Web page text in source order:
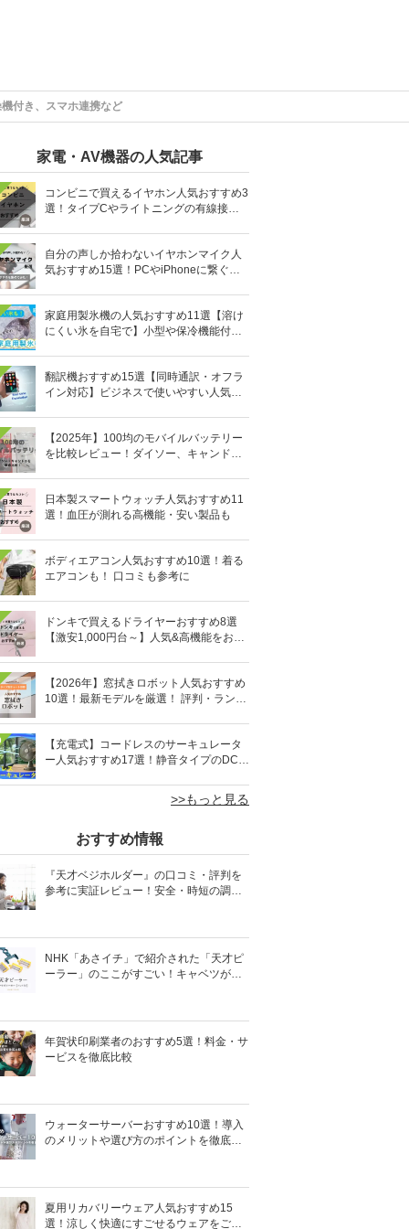
付き、スマホ連携など
家電・AV機器の人気記事
コンビニで買えるイヤホン人気おすすめ3
選！タイプCやライトニングの有線接続
自分の声しか拾わないイヤホンマイク人
気おすすめ15選！PCやiPhoneに繋ぐ有
家庭用製氷機の人気おすすめ11選【溶け
にくい氷を自宅で】小型や保冷機能付き
翻訳機おすすめ15選【同時通訳・オフラ
イン対応】ビジネスで使いやすい人気の
【2025年】100均のモバイルバッテリー
を比較レビュー！ダイソー、キャンドゥ
日本製スマートウォッチ人気おすすめ11
選！血圧が測れる高機能・安い製品も
ボディエアコン人気おすすめ10選！着る
エアコンも！ 口コミも参考に
ドンキで買えるドライヤーおすすめ8選
【激安1,000円台～】人気&高機能をお得
【2026年】窓拭きロボット人気おすすめ
10選！最新モデルを厳選！ 評判・ランキ
【充電式】コードレスのサーキュレータ
ー人気おすすめ17選！静音タイプのDCモ
>>もっと見る
おすすめ情報
『天才ベジホルダー』の口コミ・評判を
参考に実証レビュー！安全・時短の調理
NHK「あさイチ」で紹介された「天才ピ
ーラー」のここがすごい！キャベツがほ
年賀状印刷業者のおすすめ5選！料金・サ
ービスを徹底比較
ウォーターサーバーおすすめ10選！導入
のメリットや選び方のポイントを徹底解
夏用リカバリーウェア人気おすすめ15
選！涼しく快適にすごせるウェアをご紹